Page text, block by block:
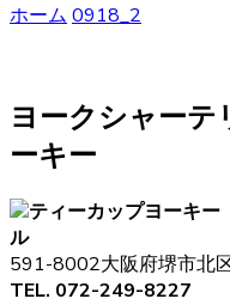
ホーム 0918_2
ヨークシャーテ
ーキー
ル
591-8002大阪府堺市北
TEL. 072-249-8227